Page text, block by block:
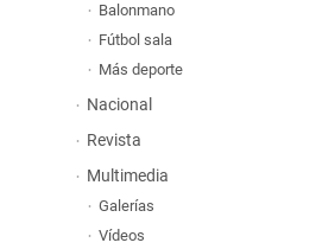
Balonmano
Fútbol sala
Más deporte
Nacional
Revista
Multimedia
Galerías
Vídeos